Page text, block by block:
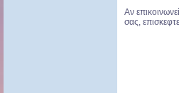
Αν
σας,